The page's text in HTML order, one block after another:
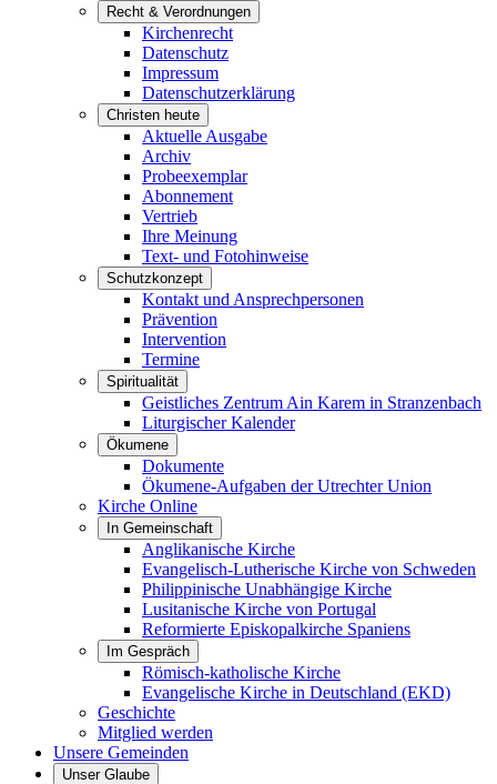
Recht & Verordnungen
Kirchenrecht
Datenschutz
Impressum
Datenschutzerklärung
Christen heute
Aktuelle Ausgabe
Archiv
Probeexemplar
Abonnement
Vertrieb
Ihre Meinung
Text- und Fotohinweise
Schutzkonzept
Kontakt und Ansprechpersonen
Prävention
Intervention
Termine
Spiritualität
Geistliches Zentrum Ain Karem in Stranzenbach
Liturgischer Kalender
Ökumene
Dokumente
Ökumene-Aufgaben der Utrechter Union
Kirche Online
In Gemeinschaft
Anglikanische Kirche
Evangelisch-Lutherische Kirche von Schweden
Philippinische Unabhängige Kirche
Lusitanische Kirche von Portugal
Reformierte Episkopalkirche Spaniens
Im Gespräch
Römisch-katholische Kirche
Evangelische Kirche in Deutschland (EKD)
Geschichte
Mitglied werden
Unsere Gemeinden
Unser Glaube